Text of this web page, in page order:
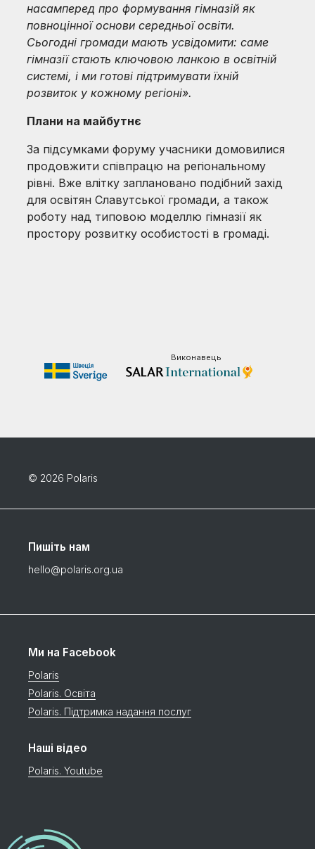
насамперед про формування гімназій як
повноцінної основи середньої освіти.
Сьогодні громади мають усвідомити: саме
гімназії стають ключовою ланкою в освітній
системі, і ми готові підтримувати їхній
розвиток у кожному регіоні».
Плани на майбутнє
За підсумками форуму учасники домовилися
продовжити співпрацю на регіональному
рівні. Вже влітку заплановано подібний захід
для освітян Славутської громади, а також
роботу над типовою моделлю гімназії як
простору розвитку особистості в громаді.
Виконавець
© 2026 Polaris
Пишіть нам
hello@polaris.org.ua
Ми на Facebook
Polaris
Polaris. Освіта
Polaris. Підтримка надання послуг
Наші відео
Polaris. Youtube